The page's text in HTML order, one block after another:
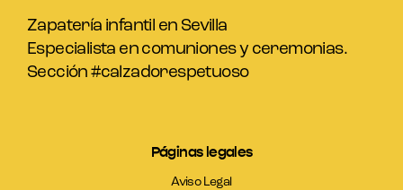
Zapatería infantil en Sevilla
Especialista en comuniones y ceremonias.
Sección #calzadorespetuoso
Páginas legales
Aviso Legal